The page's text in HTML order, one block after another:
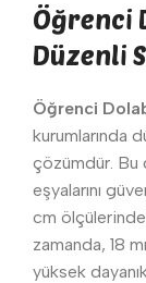
Öğrenci
Düzenli
Öğrenci
kurumlarında
çözümdür. Bu
eşyalarını
cm
zamanda, 18
yüksek